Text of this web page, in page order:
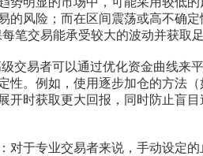
明显的市场中，可能采用较低的
的风险；而在区间震荡或高不确
笔交易能承受较大的波动并获取足
易者可以通过优化资金曲线来
性。例如，使用逐步加仓的方法
开时获取更大回报，同时防止盲
于专业交易者来说，手动设定的